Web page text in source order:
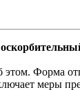
Форма
меры